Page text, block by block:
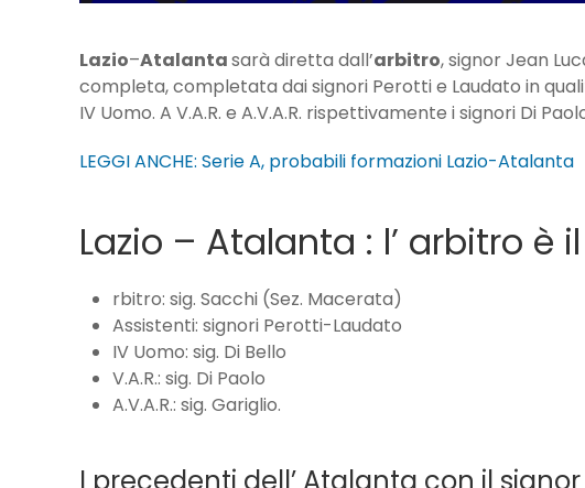
Lazio–Atalantasarà diretta dall’arbitro, signor Jean
completa, completata dai signori Perotti e Laudato in
IV Uomo. A V.A.R. e A.V.A.R. rispettivamente i signori Di
LEGGI ANCHE: Serie A, probabili formazioni Lazio-Atalanta
Lazio – Atalanta : l’ arbitro è
rbitro: sig. Sacchi (Sez. Macerata)
Assistenti: signori Perotti-Laudato
IV Uomo: sig. Di Bello
V.A.R.: sig. Di Paolo
A.V.A.R.: sig. Gariglio.